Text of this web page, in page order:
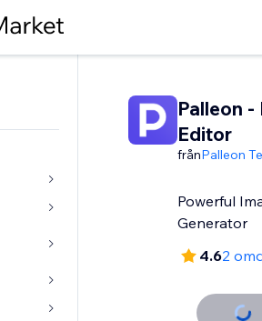
Palleon -
Editor
frånPalleon
Powerful
Generator
4.62